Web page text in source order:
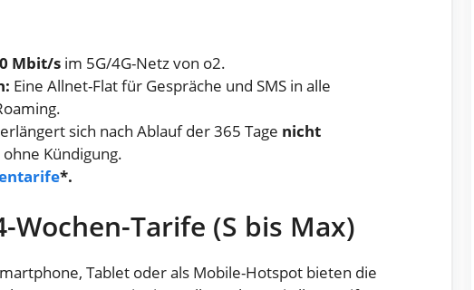
Mbit/s im 5G/4G-Netz von o2.
Eine Allnet-Flat für Gespräche und SMS in alle
sich nach Ablauf der 365 Tage nicht
Kündigung.
*.
Wochen-Tarife (S bis Max)
Tablet oder als Mobile-Hotspot bieten die